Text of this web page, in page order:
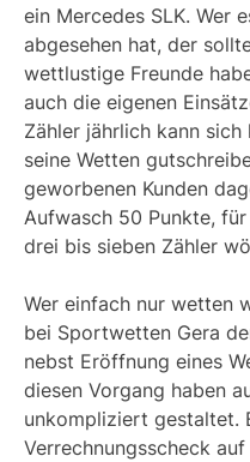
ein Mercedes SLK. Wer
abgesehen hat, der
wettlustige Freunde
auch die eigenen
Zähler jährlich kann
seine Wetten
geworbenen Kunden
Aufwasch 50 Punkte,
drei bis sieben Zähler
Wer einfach nur wetten
bei Sportwetten Gera
nebst Eröffnung eines
diesen Vorgang haben
unkompliziert gestaltet.
Verrechnungsscheck